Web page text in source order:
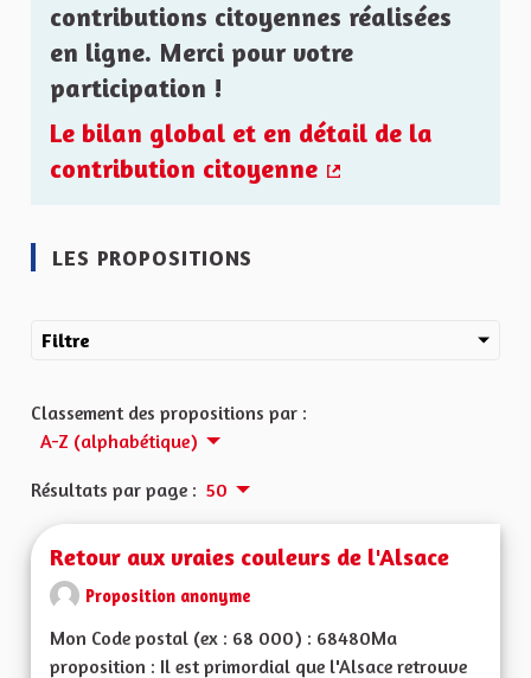
contributions citoyennes réalisées
en ligne. Merci pour votre
participation !
Le bilan global et en détail de la
contribution citoyenne
LES PROPOSITIONS
Filtre
Classement des propositions par :
A-Z (alphabétique)
Résultats par page : 50
Retour aux vraies couleurs de l'Alsace
Proposition anonyme
Mon Code postal (ex : 68 000) : 68480Ma
proposition : Il est primordial que l'Alsace retrouve